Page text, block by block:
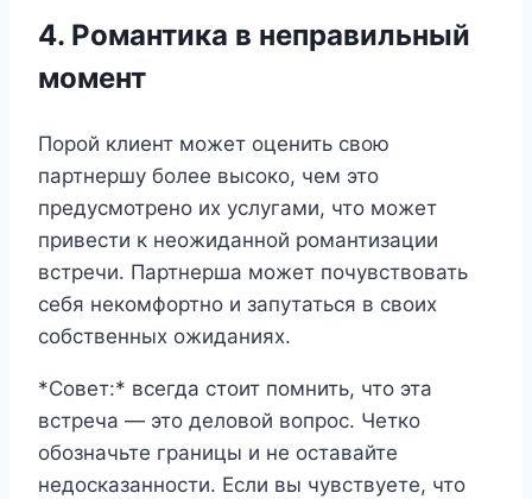
4. Романтика в неправильный
момент
Порой клиент может оценить свою
партнершу более высоко, чем это
предусмотрено их услугами, что может
привести к неожиданной романтизации
встречи. Партнерша может почувствовать
себя некомфортно и запутаться в своих
собственных ожиданиях.
*Совет:* всегда стоит помнить, что эта
встреча — это деловой вопрос. Четко
обозначьте границы и не оставайте
недосказанности. Если вы чувствуете, что